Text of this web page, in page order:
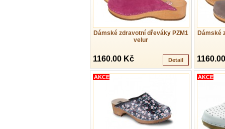
Dámské zdravotní dřeváky PZM1
velur
1160.00 Kč Detail
Dámské
AKCE AKCE